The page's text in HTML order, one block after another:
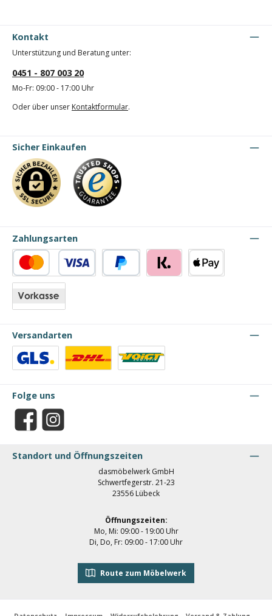
Kontakt
Unterstützung und Beratung unter:
0451 - 807 003 20
Mo-Fr: 09:00 - 17:00 Uhr
Oder über unser Kontaktformular.
Sicher Einkaufen
Zahlungsarten
Kredit- oder Debitkarte
Versandarten
Folge uns
Facebook Instagram
Standort und Öffnungszeiten
dasmöbelwerk GmbH
Schwertfegerstr. 21-23
23556 Lübeck
Öffnungszeiten:
Mo, Mi: 09:00 - 19:00 Uhr
Di, Do, Fr: 09:00 - 17:00 Uhr
Route zum Möbelwerk